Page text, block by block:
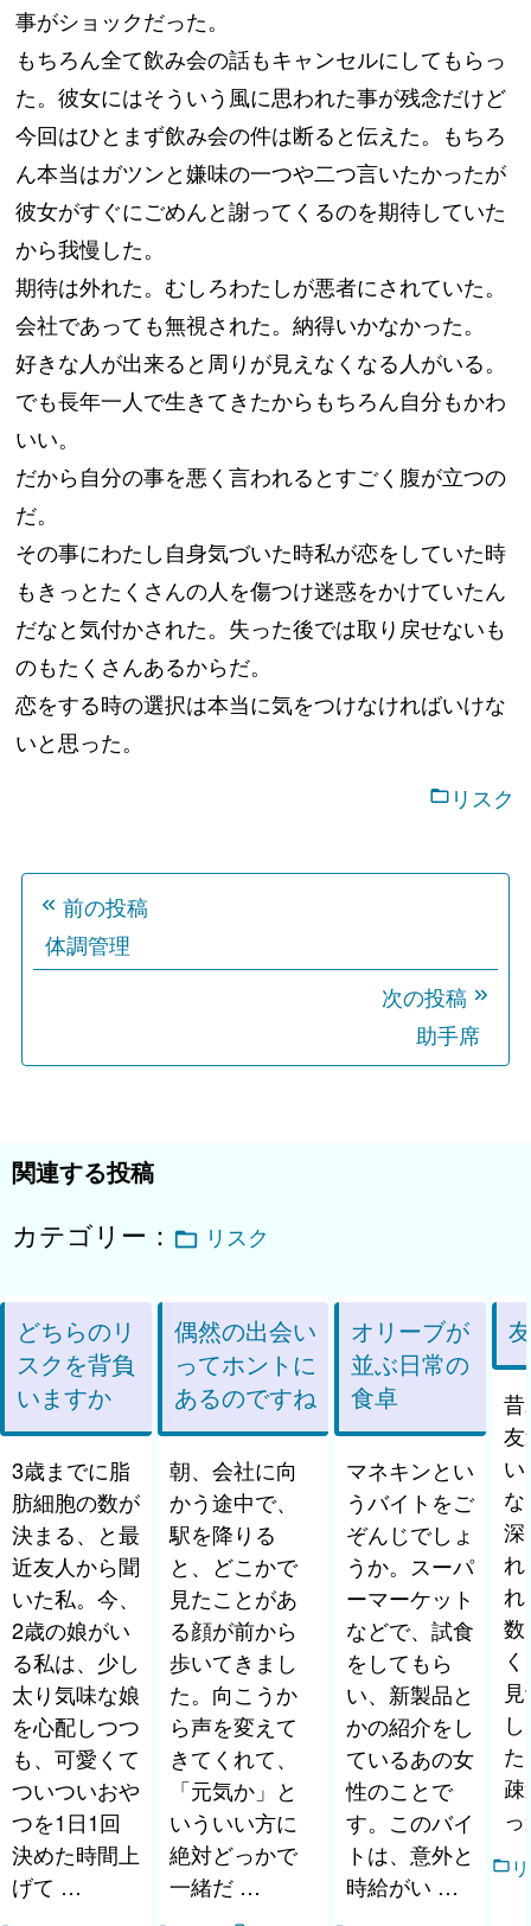
事がショックだった。
もちろん全て飲み会の話もキャンセルにしてもらっ
た。彼女にはそういう風に思われた事が残念だけど
今回はひとまず飲み会の件は断ると伝えた。もちろ
ん本当はガツンと嫌味の一つや二つ言いたかったが
彼女がすぐにごめんと謝ってくるのを期待していた
から我慢した。
期待は外れた。むしろわたしが悪者にされていた。
会社であっても無視された。納得いかなかった。
好きな人が出来ると周りが見えなくなる人がいる。
でも長年一人で生きてきたからもちろん自分もかわ
いい。
だから自分の事を悪く言われるとすごく腹が立つの
だ。
その事にわたし自身気づいた時私が恋をしていた時
もきっとたくさんの人を傷つけ迷惑をかけていたん
だなと気付かされた。失った後では取り戻せないも
のもたくさんあるからだ。
恋をする時の選択は本当に気をつけなければいけな
いと思った。
リスク
投
ナ
ー
ン
前の投稿
体調管理
次の投稿
助手席
関連する投稿
カテゴリー： リスク
どちらのリ
スクを背負
いますか
3歳までに脂
肪細胞の数が
決まる、と最
近友人から聞
いた私。今、
2歳の娘がい
る私は、少し
太り気味な娘
を心配しつつ
も、可愛くて
ついついおや
つを1日1回
決めた時間上
げて …
偶然の出会い
ってホントに
あるのですね
朝、会社に向
かう途中で、
駅を降りる
と、どこかで
見たことがあ
る顔が前から
歩いてきまし
た。向こうか
ら声を変えて
きてくれて、
「元気か」と
いういい方に
絶対どっかで
一緒だ …
オリーブが
並ぶ日常の
食卓
マネキンとい
うバイトをご
ぞんじでしょ
うか。スーパ
ーマーケット
などで、試食
をしてもら
い、新製品と
かの紹介をし
ているあの女
性のことで
す。このバイ
トは、意外と
時給がい …
昔
友
深
れ
れ
数